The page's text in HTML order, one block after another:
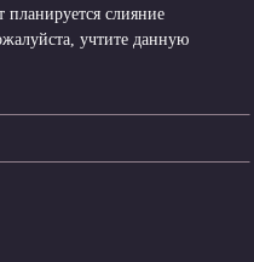
слияние
учтите данную